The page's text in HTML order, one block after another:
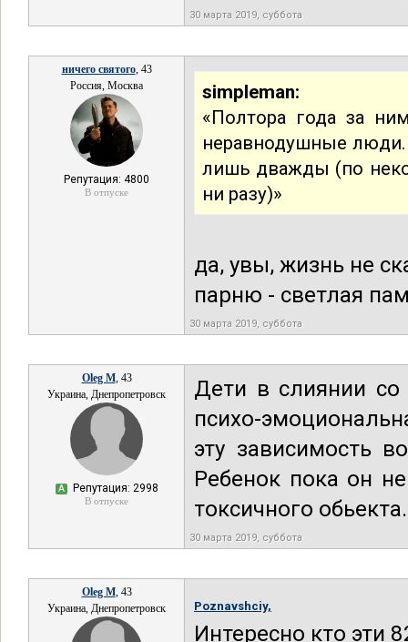
30 марта 2019, суббота
ничего святого, 43
Россия, Москва
Репутация: 4800
В отпуске
simpleman:
«Полтора года за
неравнодушные люди.
лишь дважды (по
ни разу)»
да, увы, жизнь не
парню - светлая
30 марта 2019, суббота
Oleg M, 43
Украина, Днепропетровск
А Репутация: 2998
В отпуске
Дети в слиянии
психо-
эту зависимость
Ребенок пока он
токсичного обьекта.
30 марта 2019, суббота
Oleg M, 43
Украина, Днепропетровск
Poznavshciy,
Интересно кто эти